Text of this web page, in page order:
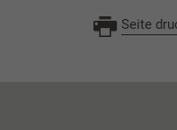
Seite